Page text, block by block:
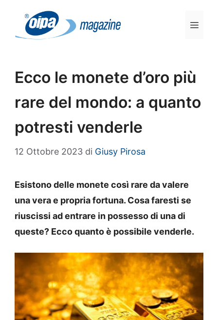
contenuto
Ecco le monete d’oro più
rare del mondo: a quanto
potresti venderle
12 Ottobre 2023 di Giusy Pirosa
Esistono delle monete così rare da valere
una vera e propria fortuna. Cosa faresti se
riuscissi ad entrare in possesso di una di
queste? Ecco quanto è possibile venderle.